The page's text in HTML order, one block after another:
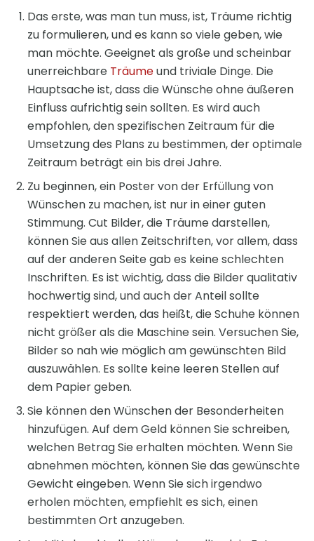
Das erste, was man tun muss, ist, Träume richtig
zu formulieren, und es kann so viele geben, wie
man möchte. Geeignet als große und scheinbar
unerreichbare Träumeund triviale Dinge. Die
Hauptsache ist, dass die Wünsche ohne äußeren
Einfluss aufrichtig sein sollten. Es wird auch
empfohlen, den spezifischen Zeitraum für die
Umsetzung des Plans zu bestimmen, der optimale
Zeitraum beträgt ein bis drei Jahre.
Zu beginnen, ein Poster von der Erfüllung von
Wünschen zu machen, ist nur in einer guten
Stimmung. Cut Bilder, die Träume darstellen,
können Sie aus allen Zeitschriften, vor allem, dass
auf der anderen Seite gab es keine schlechten
Inschriften. Es ist wichtig, dass die Bilder qualitativ
hochwertig sind, und auch der Anteil sollte
respektiert werden, das heißt, die Schuhe können
nicht größer als die Maschine sein. Versuchen Sie,
Bilder so nah wie möglich am gewünschten Bild
auszuwählen. Es sollte keine leeren Stellen auf
dem Papier geben.
Sie können den Wünschen der Besonderheiten
hinzufügen. Auf dem Geld können Sie schreiben,
welchen Betrag Sie erhalten möchten. Wenn Sie
abnehmen möchten, können Sie das gewünschte
Gewicht eingeben. Wenn Sie sich irgendwo
erholen möchten, empfiehlt es sich, einen
bestimmten Ort anzugeben.